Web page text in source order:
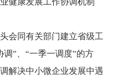
同有关部门建立省级工
”、“一季一调度”的方
解决中小微企业发展中遇